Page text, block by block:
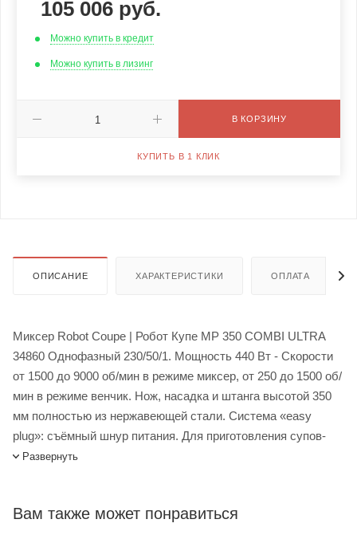
105 006 руб.
Можно купить в кредит
Можно купить в лизинг
В КОРЗИНУ
КУПИТЬ В 1 КЛИК
ОПИСАНИЕ ХАРАКТЕРИСТИКИ ОПЛАТА
Миксер Robot Coupe | Робот Купе MP 350 COMBI ULTRA
34860 Однофазный 230/50/1. Мощность 440 Вт - Скорости
от 1500 до 9000 об/мин в режиме миксер, от 250 до 1500 об/
мин в режиме венчик. Нож, насадка и штанга высотой 350
мм полностью из нержавеющей стали. Система «easy
plug»: съёмный шнур питания. Для приготовления супов-
пюре, овощных супов, овощных пюре, фруктовых муссов.
блинного теста, взбитых сливок. 1 настенное крепление
Развернуть
Вам также может понравиться